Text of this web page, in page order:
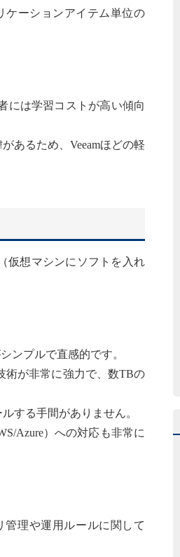
ケーションアイテム単位の
には学習コストが高い傾向
あるため、Veeamほどの軽
仮想マシンにソフトを入れ
ンプルで直感的です。
術が非常に強力で、数TBの
する手間がありません。
Azure）への対応も非常に
理や運用ルールに関して